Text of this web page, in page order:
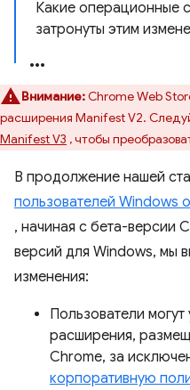
Какие операционные
затронуты этим
Внимание:Chrome Web
расширения Manifest V2.
Manifest V3 , чтобы
В продолжение нашей
пользователей Windows
, начиная с бета-версии
версий для Windows, мы
изменения:
Пользователи могут
расширения,
Chrome, за
корпоративную